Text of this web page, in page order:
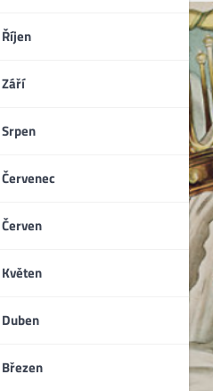
Říjen
Září
Srpen
Červenec
Červen
Květen
Duben
Březen